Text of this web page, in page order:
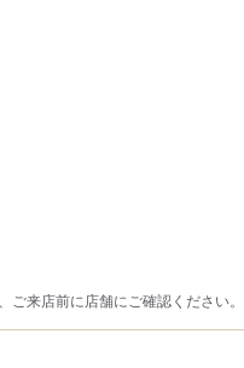
来店前に店舗にご確認ください。